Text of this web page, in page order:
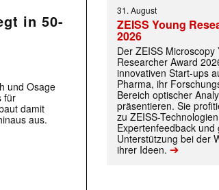
in 50-
und Osage
für
damit
aus.
31. August
ZEISS Young
2026
Der ZEISS Microscopy
Researcher Award
innovativen Start-ups
Pharma, ihr
Bereich optischer
präsentieren. Sie
zu ZEISS-
Expertenfeedback und
Unterstützung bei der
ihrer Ideen. ➔